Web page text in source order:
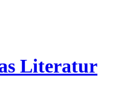
Literatur